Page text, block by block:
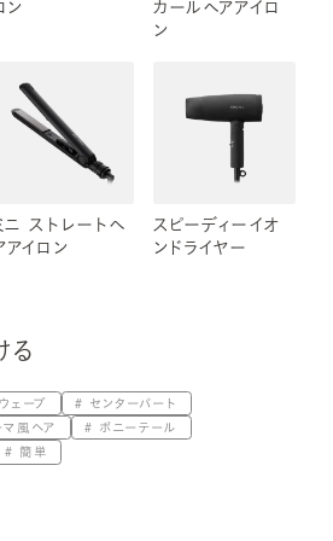
ン
カールヘアアイロ
ン
ニ ストレートヘ
アイロン
スピーディーイオ
ンドライヤー
る
ェーブ センターパート
マ風ヘア ポニーテール
簡単